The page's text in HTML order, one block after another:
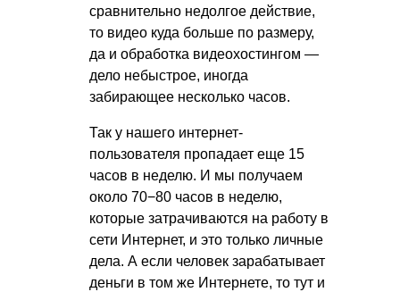
сравнительно недолгое действие,
то видео куда больше по размеру,
да и обработка видеохостингом —
дело небыстрое, иногда
забирающее несколько часов.
Так у нашего интернет-
пользователя пропадает еще 15
часов в неделю. И мы получаем
около 70−80 часов в неделю,
которые затрачиваются на работу в
сети Интернет, и это только личные
дела. А если человек зарабатывает
деньги в том же Интернете, то тут и